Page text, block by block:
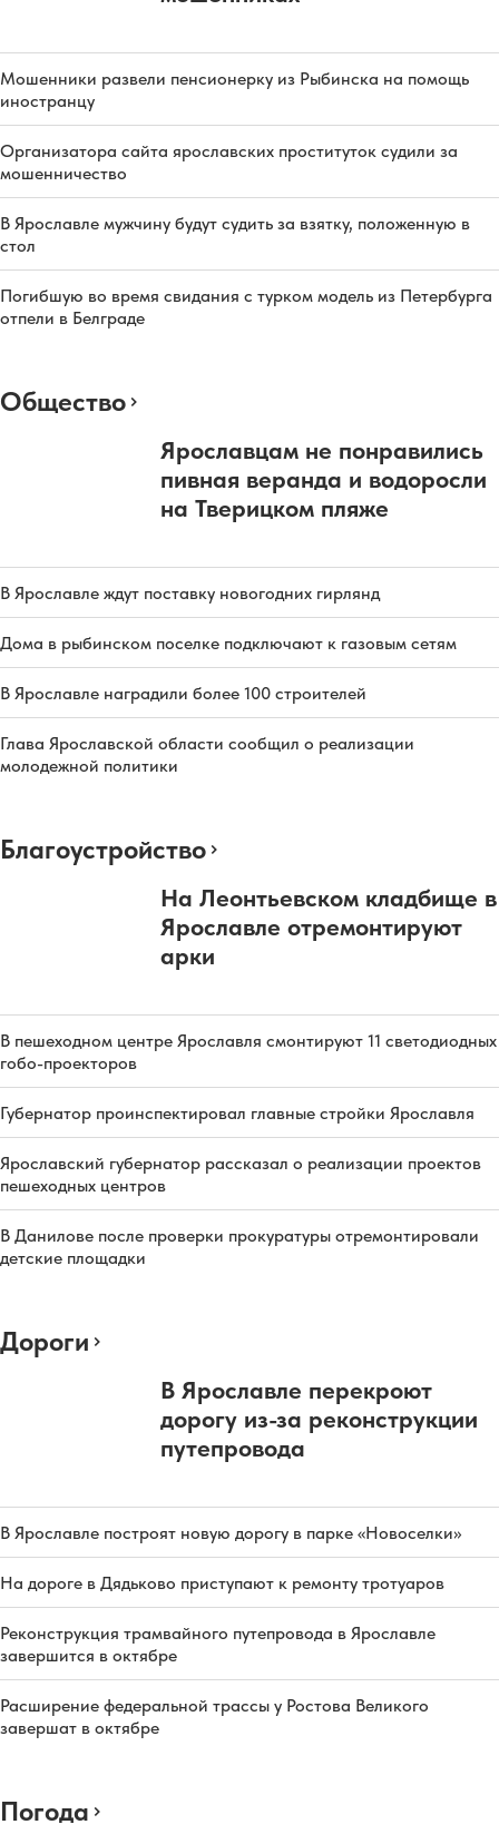
Мошенники развели пенсионерку из Рыбинска на помощь
иностранцу
Организатора сайта ярославских проституток судили за
мошенничество
В Ярославле мужчину будут судить за взятку, положенную в
стол
Погибшую во время свидания с турком модель из Петербурга
отпели в Белграде
Общество
Ярославцам не понравились
пивная веранда и водоросли
на Тверицком пляже
В Ярославле ждут поставку новогодних гирлянд
Дома в рыбинском поселке подключают к газовым сетям
В Ярославле наградили более 100 строителей
Глава Ярославской области сообщил о реализации
молодежной политики
Благоустройство
На Леонтьевском кладбище в
Ярославле отремонтируют
арки
В пешеходном центре Ярославля смонтируют 11 светодиодных
гобо-проекторов
Губернатор проинспектировал главные стройки Ярославля
Ярославский губернатор рассказал о реализации проектов
пешеходных центров
В Данилове после проверки прокуратуры отремонтировали
детские площадки
Дороги
В Ярославле перекроют
дорогу из-за реконструкции
путепровода
В Ярославле построят новую дорогу в парке «Новоселки»
На дороге в Дядьково приступают к ремонту тротуаров
Реконструкция трамвайного путепровода в Ярославле
завершится в октябре
Расширение федеральной трассы у Ростова Великого
завершат в октябре
Погода